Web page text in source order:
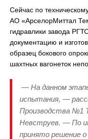
Сейчас по
АО «АрселорМиттал
гидравлики завода
документацию и
образец бокового
шахтных вагонеток
— На данном
испытания, —
Производства №1
Невструев. — По
принято решение о